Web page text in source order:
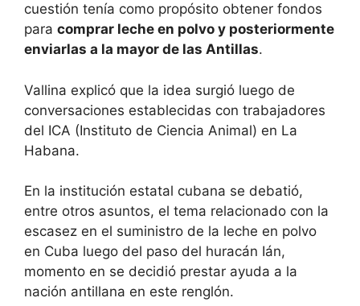
cuestión tenía como propósito obtener fondos
para comprar leche en polvo y posteriormente
enviarlas a la mayor de las Antillas.
Vallina explicó que la idea surgió luego de
conversaciones establecidas con trabajadores
del ICA (Instituto de Ciencia Animal) en La
Habana.
En la institución estatal cubana se debatió,
entre otros asuntos, el tema relacionado con la
escasez en el suministro de la leche en polvo
en Cuba luego del paso del huracán Ián,
momento en se decidió prestar ayuda a la
nación antillana en este renglón.